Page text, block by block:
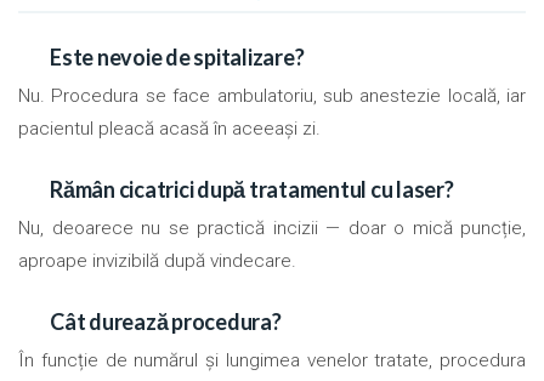
Este nevoie de spitalizare?
Nu. Procedura se face ambulatoriu, sub anestezie locală, iar
pacientul pleacă acasă în aceeași zi.
Rămân cicatrici după tratamentul cu laser?
Nu, deoarece nu se practică incizii — doar o mică puncție,
aproape invizibilă după vindecare.
Cât durează procedura?
În funcție de numărul și lungimea venelor tratate, procedura